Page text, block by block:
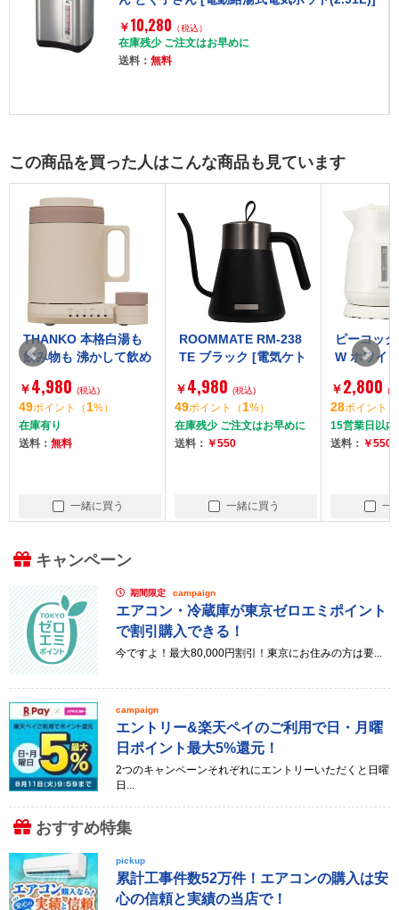
￥ 10,280 （税込）
在庫残少 ご注文はお早めに
送料：無料
この商品を買った人はこんな商品も見ています
THANKO 本格白湯も
飲み物も 沸かして飲め
MAGKTLHBW [パー
ソナル電気ケトル (0.3
L)]
￥4,980 (税込)
49ポイント （ 1%）
在庫有り
送料： 無料
一緒に買う
ROOMMATE RM-238
TE ブラック [電気ケト
￥4,980 (税込)
49ポイント （ 1%）
在庫残少 ご注文はお早めに
送料： ￥550
一緒に買う
ピーコッ
W ホワイ
￥2,800 (
28ポイント
15営業日以内
送料： ￥550
一
キャンペーン
期間限定 campaign
エアコン・冷蔵庫が東京ゼロエミポイント
で割引購入できる！
今ですよ！最大80,000円割引！東京にお住みの方は要...
campaign
エントリー&楽天ペイのご利用で日・月曜
日ポイント最大5%還元！
2つのキャンペーンそれぞれにエントリーいただくと日曜
日...
おすすめ特集
pickup
累計工事件数52万件！エアコンの購入は安
心の信頼と実績の当店で！